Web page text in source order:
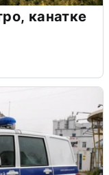
канатке